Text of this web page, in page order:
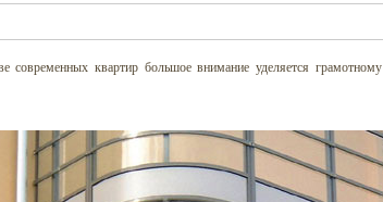
современных квартир большое внимание уделяется